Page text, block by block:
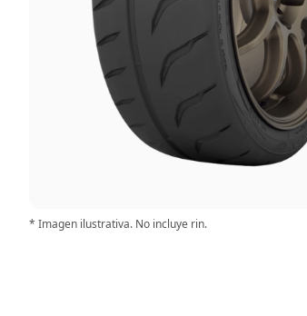
* Imagen ilustrativa. No incluye rin.